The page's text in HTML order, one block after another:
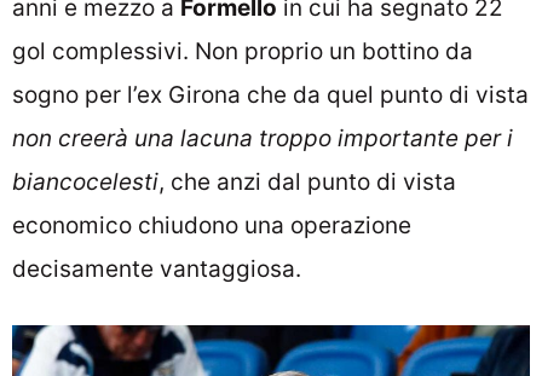
anni e mezzo a Formello in cui ha segnato 22
gol complessivi. Non proprio un bottino da
sogno per l’ex Girona che da quel punto di vista
non creerà una lacuna troppo importante per i
biancocelesti, che anzi dal punto di vista
economico chiudono una operazione
decisamente vantaggiosa.